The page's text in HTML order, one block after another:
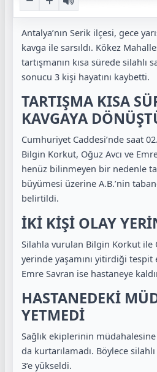
Antalya’nın Serik ilçesi, gece
kavga ile sarsıldı. Kökez
tartışmanın kısa sürede silahlı
sonucu 3 kişi hayatını kaybetti.
TARTIŞMA KISA
KAVGAYA
Cumhuriyet Caddesi’nde saat
Bilgin Korkut, Oğuz Avcı ve
henüz bilinmeyen bir nedenle
büyümesi üzerine A.B.’nin
belirtildi.
İKİ KİŞİ OLAY
Silahla vurulan Bilgin Korkut ile
yerinde yaşamını yitirdiği tespit
Emre Savran ise hastaneye
HASTANEDEKİ
YETMEDİ
Sağlık ekiplerinin
da kurtarılamadı. Böylece
3’e yükseldi.